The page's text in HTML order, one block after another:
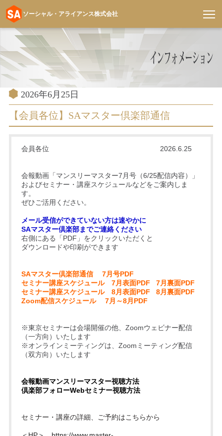
テ
ン
ソーシャル・アライアンス株式会社
投
稿
日:
2026年6月25日
【会員各位】SAマスター倶楽部通信
会員各位 2026.6.25
会報動画「マンスリーマスター7月号（6/25配信内容）」
およびセミナー・講座スケジュールなどをご案内しま
す。
ぜひご活用ください。
メール受信ができていない方は速やかに
SAマスター倶楽部までご連絡ください
右側にある「PDF」をクリックいただくと
ダウンロードや印刷ができます
SAマスター倶楽部通信 7月号PDF
セミナー講座スケジュール 7月表面PDF
7月裏面PDF
セミナー講座スケジュール 8月表面PDF 8月裏面PDF
Zoom配信スケジュール 7月～8月PDF
※東京セミナーは会場開催の他、Zoomウェビナー配信
（一方向）いたします
※オンラインミーティングは、Zoomミーティング配信
（双方向）いたします
会報動画マンスリーマスター視聴方法
倶楽部フォローWebセミナー視聴方法
セミナー・講座の詳細、ご予約はこちらから